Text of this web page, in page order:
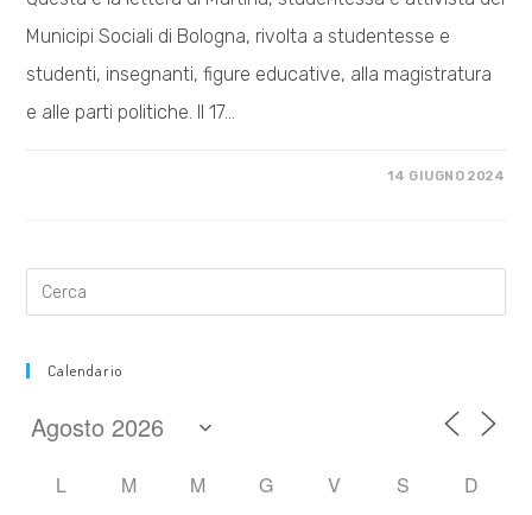
Municipi Sociali di Bologna, rivolta a studentesse e
studenti, insegnanti, figure educative, alla magistratura
e alle parti politiche. Il 17…
14 GIUGNO 2024
Calendario
L M M G V S D